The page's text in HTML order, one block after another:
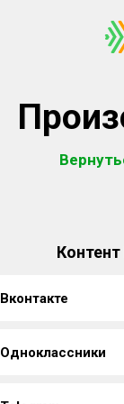
Вконтакте
Одноклассники